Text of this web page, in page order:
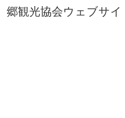
郷観光協会ウェブサイ